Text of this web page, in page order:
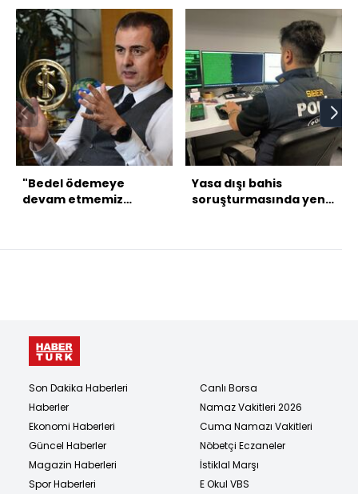
"Bedel ödemeye
devam etmemiz
Yasa dışı bahis
soruşturmasında yeni
Son Dakika Haberleri
Haberler
Ekonomi Haberleri
Güncel Haberler
Magazin Haberleri
Spor Haberleri
Canlı Borsa
Namaz Vakitleri 2026
Cuma Namazı Vakitleri
Nöbetçi Eczaneler
İstiklal Marşı
E Okul VBS